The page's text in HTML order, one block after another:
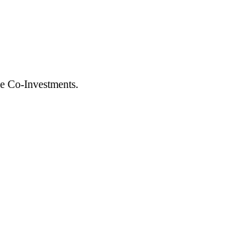
Co-Investments.